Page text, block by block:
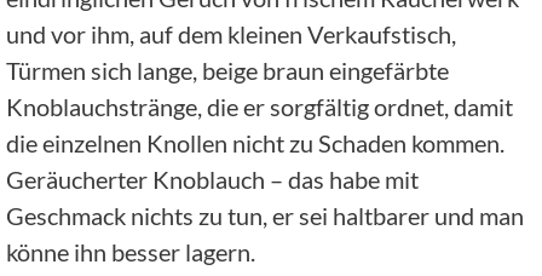
und vor ihm, auf dem kleinen Verkaufstisch,
Türmen sich lange, beige braun eingefärbte
Knoblauchstränge, die er sorgfältig ordnet, damit
die einzelnen Knollen nicht zu Schaden kommen.
Geräucherter Knoblauch – das habe mit
Geschmack nichts zu tun, er sei haltbarer und man
könne ihn besser lagern.